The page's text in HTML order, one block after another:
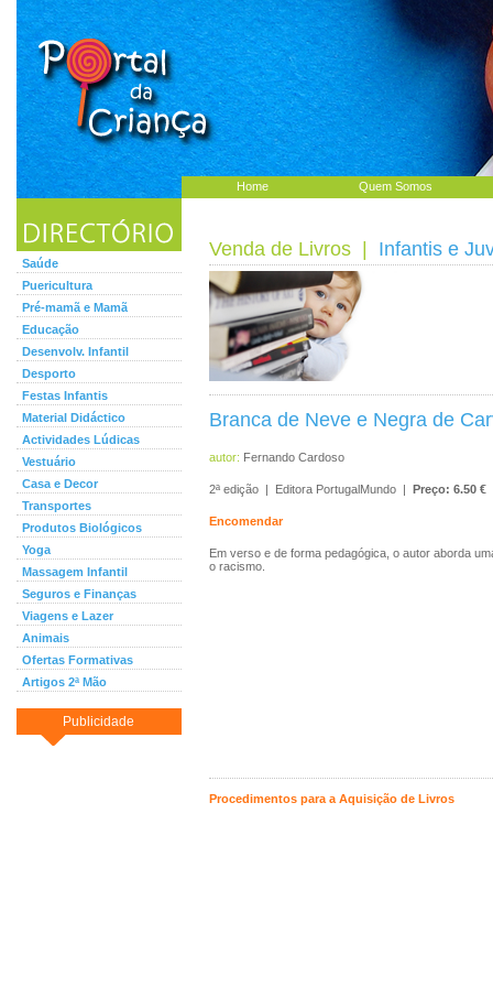
Home Quem Somos
Saúde
Puericultura
Pré-mamã e Mamã
Educação
Desenvolv. Infantil
Desporto
Festas Infantis
Material Didáctico
Actividades Lúdicas
Vestuário
Casa e Decor
Transportes
Produtos Biológicos
Yoga
Massagem Infantil
Seguros e Finanças
Viagens e Lazer
Animais
Ofertas Formativas
Artigos 2ª Mão
Publicidade
Venda de Livros Infantis e
Branca de Neve e Negra de
autor: Fernando Cardoso
2ª edição | Editora PortugalMundo | Preço: 6.50 €
Encomendar
Em verso e de forma pedagógica, o autor aborda
o racismo.
Procedimentos para a Aquisição de Livros